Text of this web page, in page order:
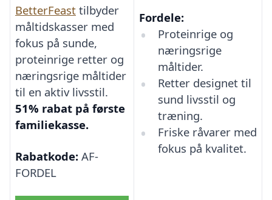
BetterFeast tilbyder
måltidskasser med
fokus på sunde,
proteinrige retter og
næringsrige måltider
til en aktiv livsstil.
51% rabat på første
familiekasse.
Rabatkode: AF-
FORDEL
Fordele:
Proteinrige og
næringsrige
måltider.
Retter designet til
sund livsstil og
træning.
Friske råvarer med
fokus på kvalitet.